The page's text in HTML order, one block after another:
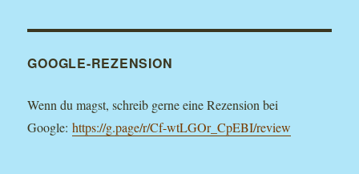
GOOGLE-REZENSION
Wenn du magst, schreib gerne eine Rezension bei
Google:https://g.page/r/Cf-wtLGOr_CpEBI/review